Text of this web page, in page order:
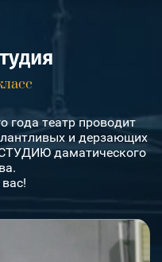
года театр проводит
и дерзающих
даматического